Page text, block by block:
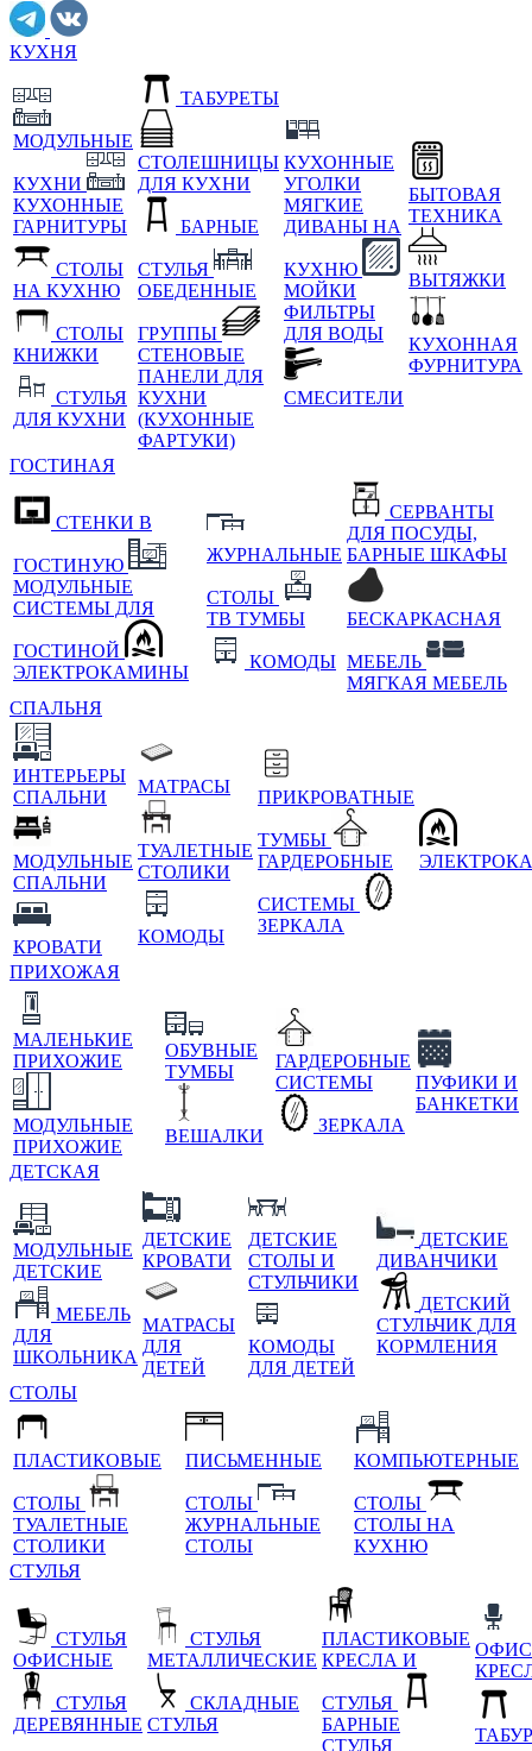
КУХНЯ
МОДУЛЬНЫЕ
КУХНИ
КУХОННЫЕ
ГАРНИТУРЫ
СТОЛЫ
НА КУХНЮ
СТОЛЫ
КНИЖКИ
СТУЛЬЯ
ДЛЯ КУХНИ
ТАБУРЕТЫ
СТОЛЕШНИЦЫ
ДЛЯ КУХНИ
БАРНЫЕ
СТУЛЬЯ
ОБЕДЕННЫЕ
ГРУППЫ
СТЕНОВЫЕ
ПАНЕЛИ ДЛЯ
КУХНИ
(КУХОННЫЕ
ФАРТУКИ)
КУХОННЫЕ
УГОЛКИ
МЯГКИЕ
ДИВАНЫ НА
КУХНЮ
МОЙКИ
ФИЛЬТРЫ
ДЛЯ ВОДЫ
СМЕСИТЕЛИ
БЫТОВАЯ
ТЕХНИКА
ВЫТЯЖКИ
КУХОННАЯ
ФУРНИТУРА
ГОСТИНАЯ
СТЕНКИ В
ГОСТИНУЮ
МОДУЛЬНЫЕ
СИСТЕМЫ ДЛЯ
ГОСТИНОЙ
ЭЛЕКТРОКАМИНЫ
ЖУРНАЛЬНЫЕ
СТОЛЫ
ТВ ТУМБЫ
КОМОДЫ
СЕРВАНТЫ
ДЛЯ ПОСУДЫ,
БАРНЫЕ ШКАФЫ
БЕСКАРКАСНАЯ
МЕБЕЛЬ
МЯГКАЯ МЕБЕЛЬ
СПАЛЬНЯ
ИНТЕРЬЕРЫ
СПАЛЬНИ
МОДУЛЬНЫЕ
СПАЛЬНИ
КРОВАТИ
МАТРАСЫ
ТУАЛЕТНЫЕ
СТОЛИКИ
КОМОДЫ
ПРИКРОВАТНЫЕ
ТУМБЫ
ГАРДЕРОБНЫЕ
СИСТЕМЫ
ЗЕРКАЛА
ПРИХОЖАЯ
МАЛЕНЬКИЕ
ПРИХОЖИЕ
МОДУЛЬНЫЕ
ПРИХОЖИЕ
ОБУВНЫЕ
ТУМБЫ
ВЕШАЛКИ
ГАРДЕРОБНЫЕ
СИСТЕМЫ
ЗЕРКАЛА
ПУФИКИ И
БАНКЕТКИ
ДЕТСКАЯ
МОДУЛЬНЫЕ
ДЕТСКИЕ
МЕБЕЛЬ
ДЛЯ
ШКОЛЬНИКА
ДЕТСКИЕ
КРОВАТИ
МАТРАСЫ
ДЛЯ
ДЕТЕЙ
ДЕТСКИЕ
СТОЛЫ И
СТУЛЬЧИКИ
КОМОДЫ
ДЛЯ ДЕТЕЙ
ДЕТСКИЕ
ДИВАНЧИКИ
ДЕТСКИЙ
СТУЛЬЧИК ДЛЯ
КОРМЛЕНИЯ
СТОЛЫ
ПЛАСТИКОВЫЕ
СТОЛЫ
ТУАЛЕТНЫЕ
СТОЛИКИ
ПИСЬМЕННЫЕ
СТОЛЫ
ЖУРНАЛЬНЫЕ
СТОЛЫ
КОМПЬЮТЕРНЫЕ
СТОЛЫ
СТОЛЫ НА
КУХНЮ
СТУЛЬЯ
СТУЛЬЯ
ОФИСНЫЕ
СТУЛЬЯ
ДЕРЕВЯННЫЕ
СТУЛЬЯ
МЕТАЛЛИЧЕСКИЕ
СКЛАДНЫЕ
СТУЛЬЯ
ПЛАСТИКОВЫЕ
КРЕСЛА И
СТУЛЬЯ
БАРНЫЕ
СТУЛЬЯ